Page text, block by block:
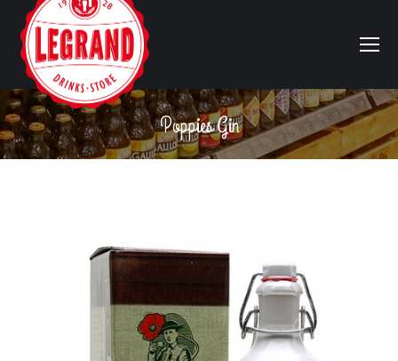
Poppies Gin
Vous êtes ici :